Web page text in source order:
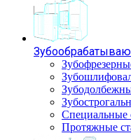
Специальные
Протяжные